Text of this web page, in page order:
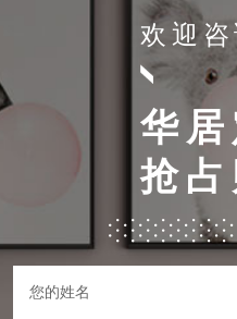
欢迎
华居
抢